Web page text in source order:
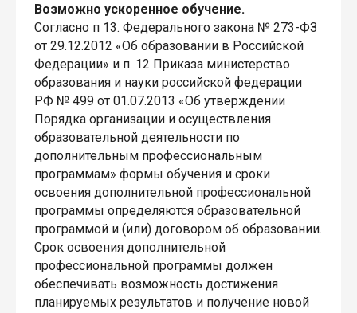
Возможно ускоренное обучение.
Согласно п 13. Федерального закона № 273-ФЗ
от 29.12.2012 «Об образовании в Российской
Федерации» и п. 12 Приказа министерство
образования и науки российской федерации
РФ № 499 от 01.07.2013 «Об утверждении
Порядка организации и осуществления
образовательной деятельности по
дополнительным профессиональным
программам» формы обучения и сроки
освоения дополнительной профессиональной
программы определяются образовательной
программой и (или) договором об образовании.
Срок освоения дополнительной
профессиональной программы должен
обеспечивать возможность достижения
планируемых результатов и получение новой